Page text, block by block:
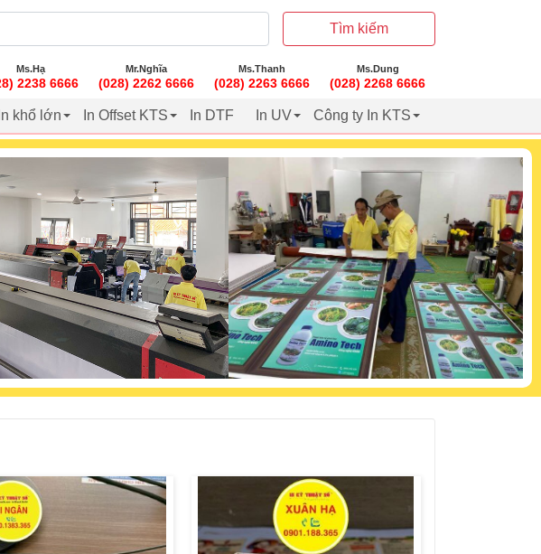
Tìm kiếm
Ms.Hạ
2238 6666
Mr.Nghĩa
(028) 2262 6666
Ms.Thanh
(028) 2263 6666
Ms.Dung
(028) 2268 6666
In khổ lớn In Offset KTS In DTF In UV Công ty In KTS